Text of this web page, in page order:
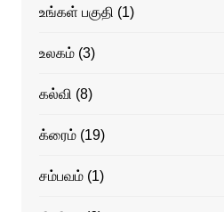
உங்கள் பகுதி (1)
உலகம்(3)
கல்வி (8)
க்ரைம்(19)
சம்பவம்(1)